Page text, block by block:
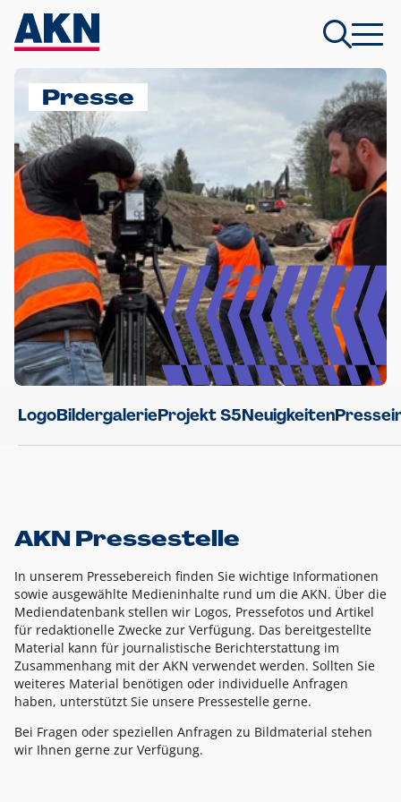
Presse
LogoBildergalerieProjekt S5Neuigkeiten
AKN Pressestelle
In unserem Pressebereich finden Sie wichtige Informationen
sowie ausgewählte Medieninhalte rund um die AKN. Über die
Mediendatenbank stellen wir Logos, Pressefotos und Artikel
für redaktionelle Zwecke zur Verfügung. Das bereitgestellte
Material kann für journalistische Berichterstattung im
Zusammenhang mit der AKN verwendet werden. Sollten Sie
weiteres Material benötigen oder individuelle Anfragen
haben, unterstützt Sie unsere Pressestelle gerne.
Bei Fragen oder speziellen Anfragen zu Bildmaterial stehen
wir Ihnen gerne zur Verfügung.